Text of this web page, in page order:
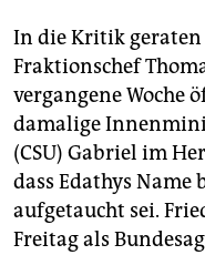
In die Kritik geraten
Fraktionschef
vergangene Woche
damalige
(CSU) Gabriel im
dass Edathys
aufgetaucht sei.
Freitag als